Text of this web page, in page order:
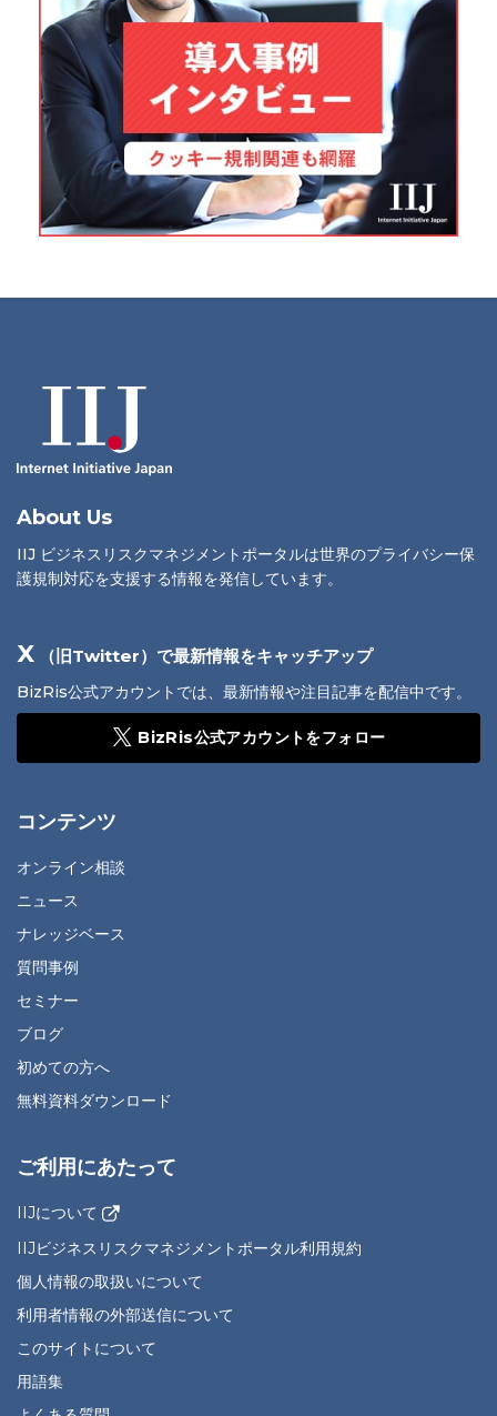
About Us
IIJ ビジネスリスクマネジメントポータルは世界のプライバシー保
護規制対応を支援する情報を発信しています。
X （旧Twitter）で最新情報をキャッチアップ
BizRis公式アカウントでは、最新情報や注目記事を配信中です。
BizRis公式アカウントをフォロー
コンテンツ
オンライン相談
ニュース
ナレッジベース
質問事例
セミナー
ブログ
初めての方へ
無料資料ダウンロード
ご利用にあたって
IIJについて
IIJビジネスリスクマネジメントポータル利用規約
個人情報の取扱いについて
利用者情報の外部送信について
このサイトについて
用語集